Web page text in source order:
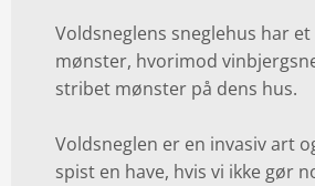
Voldsneglens sneglehus har
mønster, hvorimod
stribet mønster på dens hus.
Voldsneglen er en invasiv art
spist en have, hvis vi ikke gør